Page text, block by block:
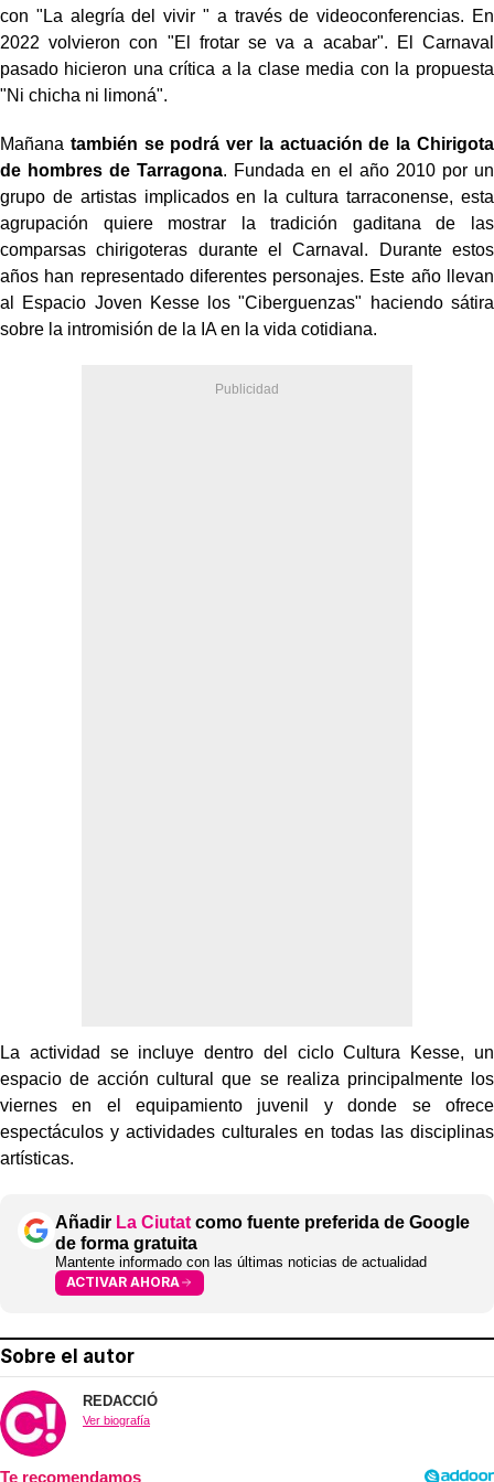
con "La alegría del vivir " a través de videoconferencias. En
2022 volvieron con "El frotar se va a acabar". El Carnaval
pasado hicieron una crítica a la clase media con la propuesta
"Ni chicha ni limoná".
Mañana también se podrá ver la actuación de la Chirigota
de hombres de Tarragona. Fundada en el año 2010 por un
grupo de artistas implicados en la cultura tarraconense, esta
agrupación quiere mostrar la tradición gaditana de las
comparsas chirigoteras durante el Carnaval. Durante estos
años han representado diferentes personajes. Este año llevan
al Espacio Joven Kesse los "Ciberguenzas"
haciendo sátira
sobre la intromisión de la IA en la vida cotidiana.
La actividad se incluye dentro del ciclo Cultura Kesse, un
espacio de acción cultural que se realiza principalmente los
viernes en el equipamiento juvenil y donde se ofrece
espectáculos y actividades culturales en todas las disciplinas
artísticas.
Añadir La Ciutat como fuente preferida de Google
de forma gratuita
Mantente informado con las últimas noticias de actualidad
ACTIVAR AHORA
Sobre el autor
REDACCIÓ
Ver biografía